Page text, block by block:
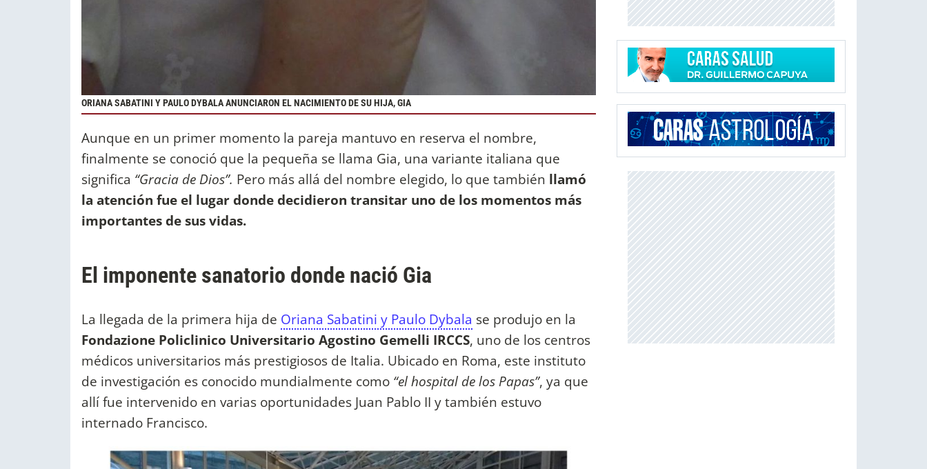
ORIANA SABATINI Y PAULO DYBALA ANUNCIARON EL NACIMIENTO DE SU HIJA, GIA
Aunque en un primer momento la pareja mantuvo en reserva el nombre,
finalmente se conoció que la pequeña se llama Gia, una variante italiana que
significa “Gracia de Dios”. Pero más allá del nombre elegido, lo que también llamó
la atención fue el lugar donde decidieron transitar uno de los momentos más
importantes de sus vidas.
El imponente sanatorio donde nació Gia
La llegada de la primera hija de Oriana Sabatini y Paulo Dybala se produjo en la
Fondazione Policlinico Universitario Agostino Gemelli IRCCS, uno de los centros
médicos universitarios más prestigiosos de Italia. Ubicado en Roma, este instituto
de investigación es conocido mundialmente como “el hospital de los Papas”, ya que
allí fue intervenido en varias oportunidades Juan Pablo II y también estuvo
internado Francisco.